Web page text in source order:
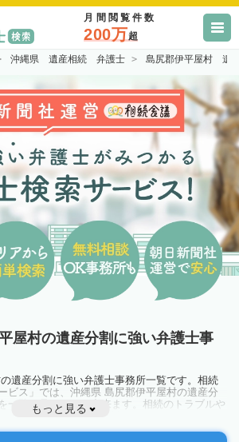
月間閲覧件数
200万超
沖縄県 遺産相続 弁護士 島尻郡伊平屋村 遺
屋村の遺産分割に強い弁護士事
遺産分割に強い弁護士事務所一覧です。相続
ビス」では、沖縄県 島尻郡伊平屋村の遺産分
一覧で見ることが出来ます。相続のトラブルや
一度近隣の弁護士に相談してみましょう。
もっと見る